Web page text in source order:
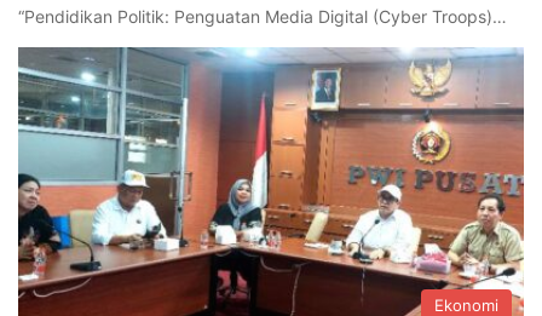
“Pendidikan Politik: Penguatan Media Digital (Cyber Troops)…
Ekonomi